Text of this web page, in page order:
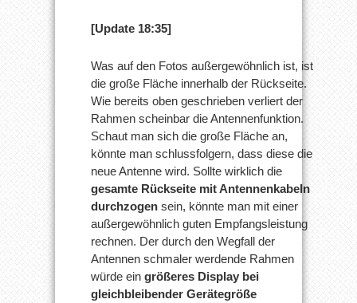
[Update 18:35]
Was auf den Fotos außergewöhnlich ist, ist
die große Fläche innerhalb der Rückseite.
Wie bereits oben geschrieben verliert der
Rahmen scheinbar die Antennenfunktion.
Schaut man sich die große Fläche an,
könnte man schlussfolgern, dass diese die
neue Antenne wird. Sollte wirklich die
gesamte Rückseite mit Antennenkabeln
durchzogen sein, könnte man mit einer
außergewöhnlich guten Empfangsleistung
rechnen. Der durch den Wegfall der
Antennen schmaler werdende Rahmen
würde ein größeres Display bei
gleichbleibender Gerätegröße